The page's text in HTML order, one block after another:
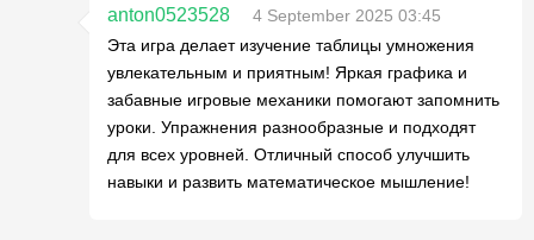
anton0523528
4 September 2025 03:45
Эта игра делает изучение таблицы умножения
увлекательным и приятным! Яркая графика и
забавные игровые механики помогают запомнить
уроки. Упражнения разнообразные и подходят
для всех уровней. Отличный способ улучшить
навыки и развить математическое мышление!